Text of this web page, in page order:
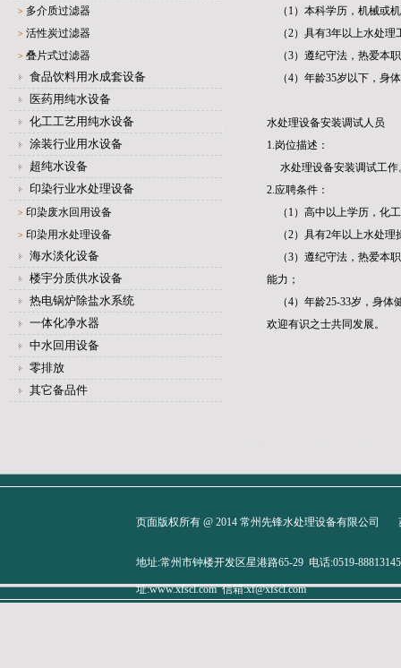
> 多介质过滤器
> 活性炭过滤器
> 叠片式过滤器
食品饮料用水成套设备
医药用纯水设备
化工工艺用纯水设备
涂装行业用水设备
超纯水设备
印染行业水处理设备
> 印染废水回用设备
> 印染用水处理设备
海水淡化设备
楼宇分质供水设备
热电锅炉除盐水系统
一体化净水器
中水回用设备
零排放
其它备品件
（1）本科学历，机械或
（2）具有3年以上水处理
（3）遵纪守法，热爱本
（4）年龄35岁以下，身
水处理设备安装调试人员
1.岗位描述：
水处理设备安装调试工作
2.应聘条件：
（1）高中以上学历，化
（2）具有2年以上水处理
（3）遵纪守法，热爱本
能力；
（4）年龄25-33岁，身体
欢迎有识之士共同发展。
页面版权所有 @ 2014 常州先锋水处理设备有限公司
地址:常州市钟楼开发区星港路65-29 电话:0519-
址:www.xfscl.com 信箱:xf@xfscl.com